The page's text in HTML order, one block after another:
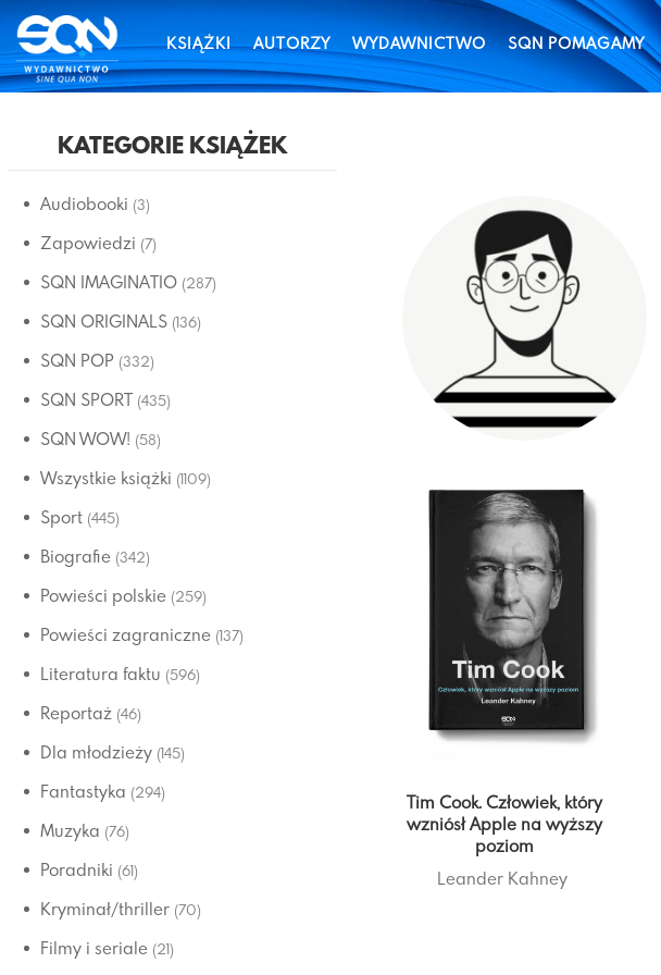
KSIĄŻKI AUTORZY WYDAWNICTWO SQN POMAGAMY
KATEGORIE KSIĄŻEK
Audiobooki (3)
Zapowiedzi (7)
SQN IMAGINATIO (287)
SQN ORIGINALS (136)
SQN POP (332)
SQN SPORT (435)
SQN WOW! (58)
Wszystkie książki (1109)
Sport (445)
Biografie (342)
Powieści polskie (259)
Powieści zagraniczne (137)
Literatura faktu (596)
Reportaż (46)
Dla młodzieży (145)
Fantastyka (294)
Muzyka (76)
Poradniki (61)
Kryminał/thriller (70)
Filmy i seriale (21)
Tim Cook. Człowiek, który
wzniósł Apple na wyższy
poziom
Leander Kahney